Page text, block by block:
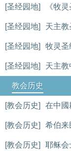
[圣经园地] 《牧
[圣经园地] 天主
[圣经园地] 牧灵圣
[圣经园地] 天主
教会历史
[教会历史] 在中國
[教会历史] 希伯来
[教会历史] 耶稣会